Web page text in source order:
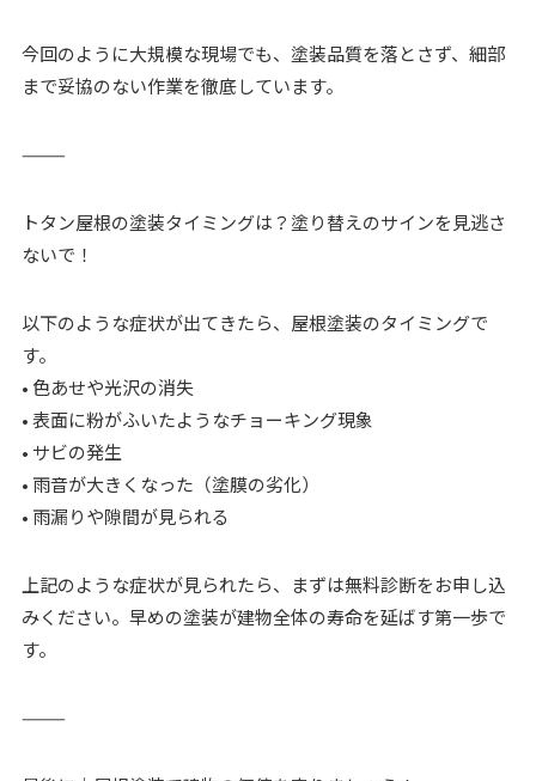
今回のように大規模な現場でも、塗装品質を落とさず、細部
まで妥協のない作業を徹底しています。
⸻
トタン屋根の塗装タイミングは？塗り替えのサインを見逃さ
ないで！
以下のような症状が出てきたら、屋根塗装のタイミングで
す。
• 色あせや光沢の消失
• 表面に粉がふいたようなチョーキング現象
• サビの発生
• 雨音が大きくなった（塗膜の劣化）
• 雨漏りや隙間が見られる
上記のような症状が見られたら、まずは無料診断をお申し込
みください。早めの塗装が建物全体の寿命を延ばす第一歩で
す。
⸻